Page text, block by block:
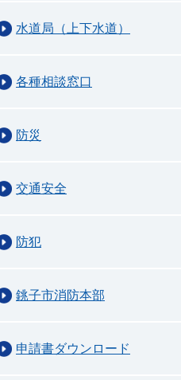
水道局（上下水道）
各種相談窓口
防災
交通安全
防犯
銚子市消防本部
申請書ダウンロード